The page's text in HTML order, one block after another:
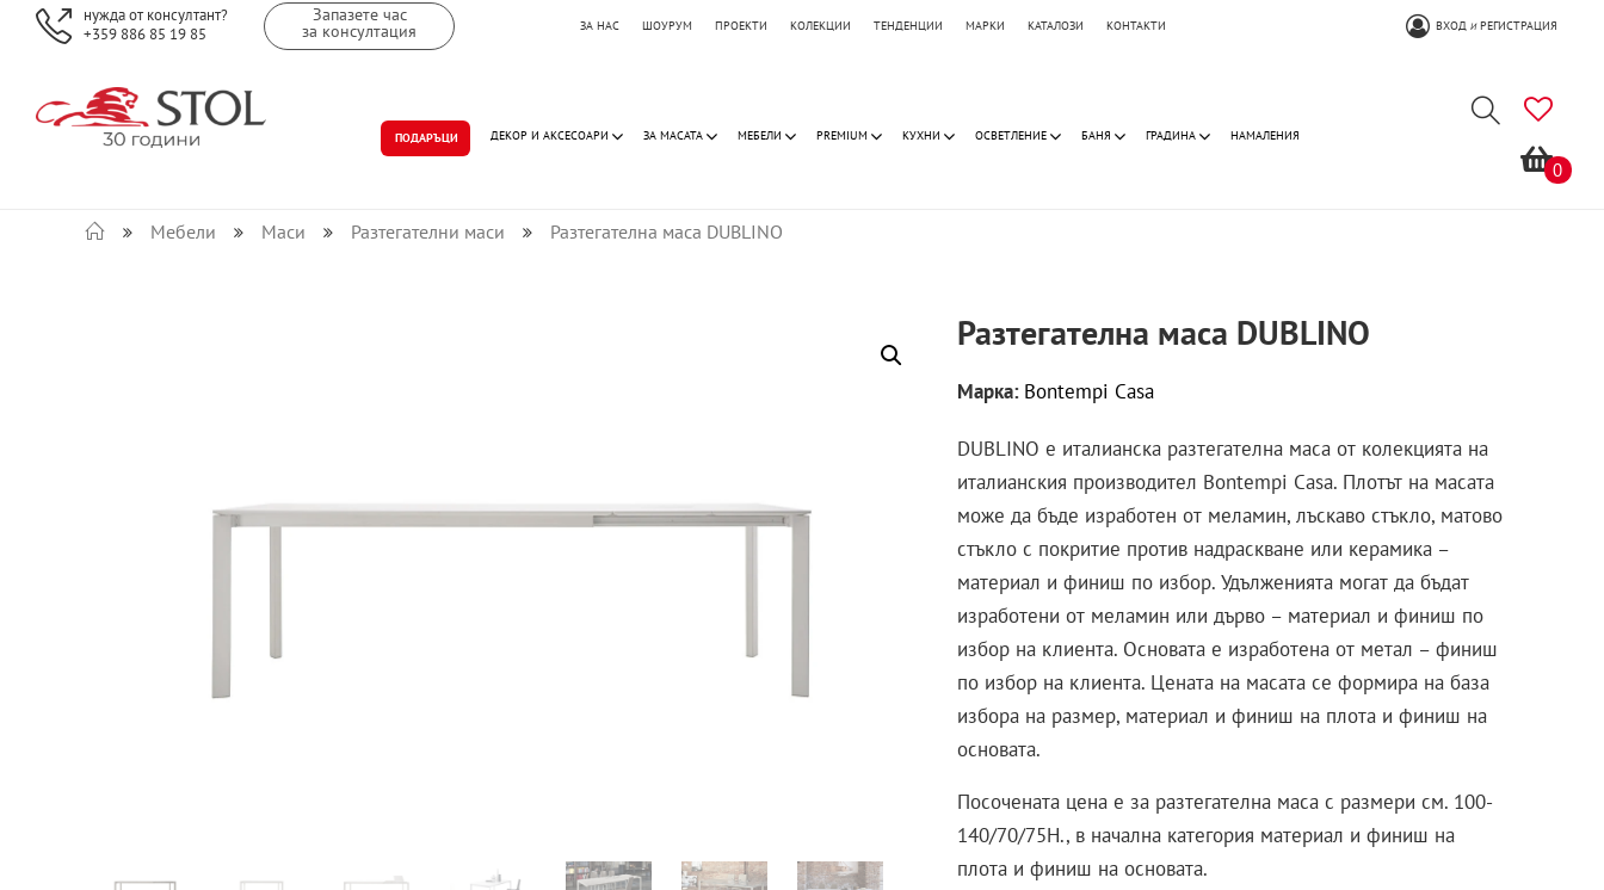
нужда от консултант?
+359 886 85 19 85
Запазете час
за консултация ЗА НАС ШОУРУМ ПРОЕКТИ КОЛЕКЦИИ ТЕНДЕНЦИИ МАРКИ КАТАЛОЗИ КОНТАКТИ ВХОДИРЕГИСТРАЦИЯ
ПОДАРЪЦИ ДЕКОР И АКСЕСОАРИ ЗА МАСАТА МЕБЕЛИ PREMIUM КУХНИ ОСВЕТЛЕНИЕ БАНЯ ГРАДИНА НАМАЛЕНИЯ
0
Мебели Маси Разтегателни маси Разтегателна маса DUBLINO
Разтегателна маса DUBLINO
Марка: Bontempi Casa
DUBLINO е италианска разтегателна маса от колекцията на
италианския производител Bontempi Casa. Плотът на масата
може да бъде изработен от меламин, лъскаво стъкло, матово
стъкло с покритие против надраскване или керамика –
материал и финиш по избор. Удълженията могат да бъдат
изработени от меламин или дърво – материал и финиш по
избор на клиента. Основата е изработена от метал – финиш
по избор на клиента. Цената на масата се формира на база
избора на размер, материал и финиш на плота и финиш на
основата.
Посочената цена е за разтегателна маса с размери см. 100-
140/70/75H., в начална категория материал и финиш на
плота и финиш на основата.